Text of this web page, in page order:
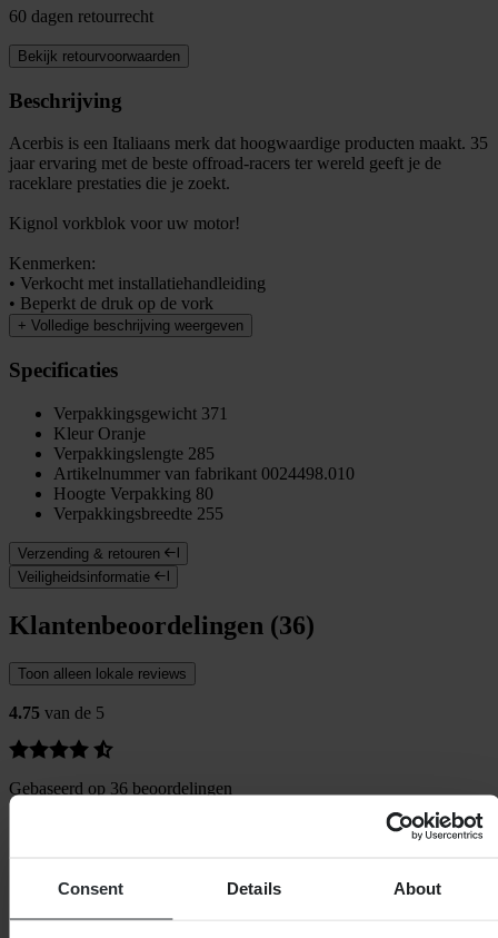
Consent Details About
60 dagen retourrecht
Bekijk retourvoorwaarden
Beschrijving
Acerbis is een Italiaans merk dat hoogwaardige producten maakt. 35
jaar ervaring met de beste offroad-racers ter wereld geeft je de
raceklare prestaties die je zoekt.
Kignol vorkblok voor uw motor!
Kenmerken:
• Verkocht met installatiehandleiding
• Beperkt de druk op de vork
+ Volledige beschrijving weergeven
Specificaties
Verpakkingsgewicht 371
Kleur Oranje
Verpakkingslengte 285
Artikelnummer van fabrikant 0024498.010
Hoogte Verpakking 80
Verpakkingsbreedte 255
Verzending & retouren
Veiligheidsinformatie
Klantenbeoordelingen (36)
Toon alleen lokale reviews
4.75 van de 5
Gebaseerd op 36 beoordelingen
5